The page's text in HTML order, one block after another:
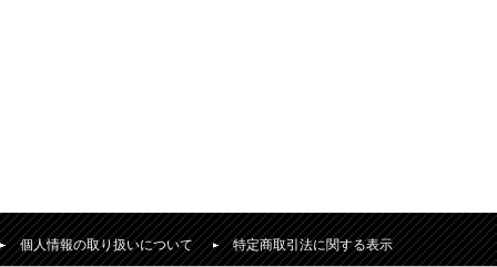
個人情報の取り扱いについて 特定商取引法に関する表示